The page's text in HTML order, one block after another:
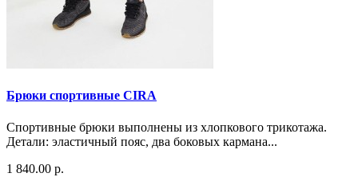
Брюки спортивные CIRA
Спортивные брюки выполнены из хлопкового трикотажа.
Детали: эластичный пояс, два боковых кармана...
1 840.00 р.